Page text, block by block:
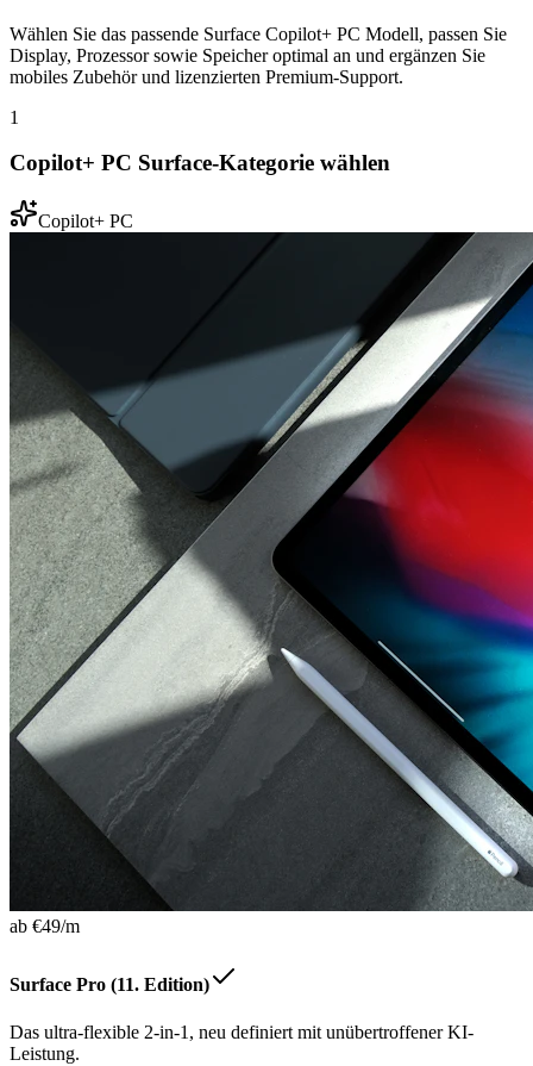
Wählen Sie das passende Surface Copilot+ PC Modell, passen Sie
Display, Prozessor sowie Speicher optimal an und ergänzen Sie
mobiles Zubehör und lizenzierten Premium-Support.
1
Copilot+ PC Surface-Kategorie wählen
Copilot+ PC
ab €49/m
Surface Pro (11. Edition)
Das ultra-flexible 2-in-1, neu definiert mit unübertroffener KI-
Leistung.